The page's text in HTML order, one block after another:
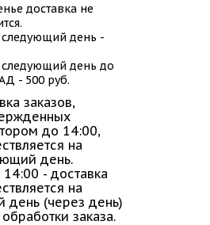
доставка не
следующий день -
следующий день до
- 500 руб.
заказов,
до 14:00,
на
день.
- доставка
на
день (через день)
заказа.